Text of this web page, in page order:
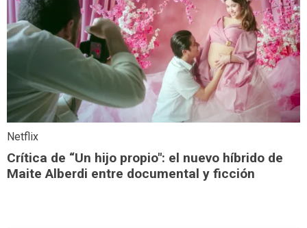
Netflix
Crítica de “Un hijo propio": el nuevo híbrido de
Maite Alberdi entre documental y ficción